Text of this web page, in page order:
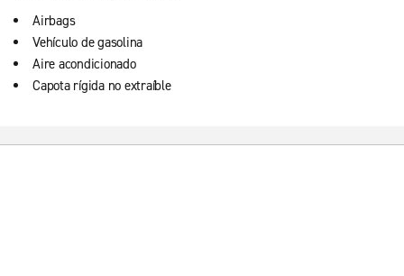
Airbags
Vehículo de gasolina
Aire acondicionado
Capota rígida no extraíble